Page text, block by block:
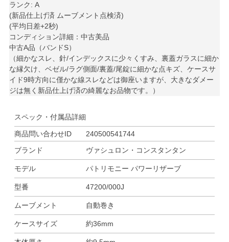
ランク: A
(新品仕上げ済 ムーブメント点検済)
(平均日差+2秒)
コンディション詳細：中古美品
中古A品（バンドS）
（細かなスレ、針/インデックスに少々くすみ、裏蓋ガラスに細か
な縁欠け、ベゼル/ラグ側面/裏蓋/尾錠に細かな点キズ、ケースサ
イド9時方向に僅かな線スレなどは御座いますが、大きなダメー
ジは無く新品仕上げ済の綺麗なお品物です。）
スペック・付属品詳細
商品問い合わせID
240500541744
ブランド
ヴァシュロン・コンスタンタン
モデル パトリモニー パワーリザーブ
型番 47200/000J
ムーブメント 自動巻き
ケースサイズ 約36mm